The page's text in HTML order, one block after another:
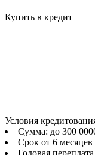
Купить в кредит
Условия
Сумма: до 300
Срок от 6 месяцев